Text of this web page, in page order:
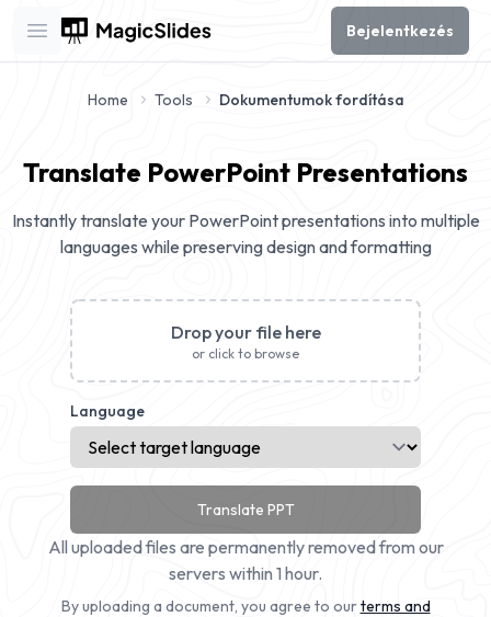
Open main menu
Bejelentkezés
Home Tools Dokumentumok fordítása
Translate PowerPoint Presentations
Instantly translate your PowerPoint presentations into multiple
languages while preserving design and formatting
Drop your file here
or click to browse
Language
Translate PPT
All uploaded files are permanently removed from our
servers within 1 hour.
By uploading a document, you agree to ourterms and